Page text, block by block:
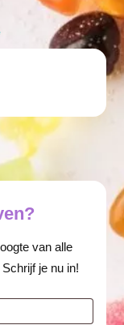
van alle
je nu in!